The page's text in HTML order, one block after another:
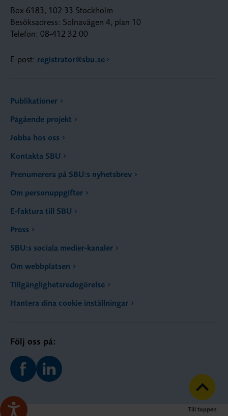
Till toppen
Box 6183, 102 33 Stockholm
Besöksadress: Solnavägen 4, plan 10
Telefon: 08-412 32 00
E-post: registrator@sbu.se
Publikationer
Pågående projekt
Jobba hos oss
Kontakta SBU
Prenumerera på SBU:s nyhetsbrev
Om personuppgifter
E-faktura till SBU
Press
SBU:s sociala medier-kanaler
Om webbplatsen
Tillgänglighetsredogörelse
Hantera dina cookie inställningar
Följ oss på: